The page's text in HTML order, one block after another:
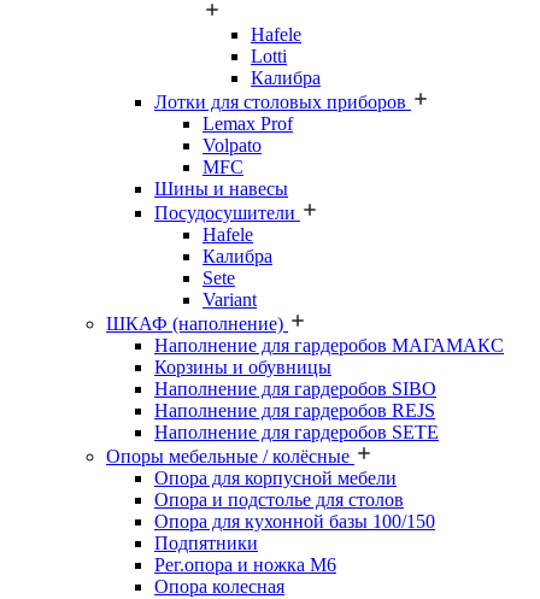
Hafele
Lotti
Калибра
Лотки для столовых приборов
Lemax Prof
Volpato
MFC
Шины и навесы
Посудосушители
Hafele
Калибра
Sete
Variant
ШКАФ (наполнение)
Наполнение для гардеробов МАГАМАКС
Корзины и обувницы
Наполнение для гардеробов SIBO
Наполнение для гардеробов REJS
Наполнение для гардеробов SETE
Опоры мебельные / колёсные
Опора для корпусной мебели
Опора и подстолье для столов
Опора для кухонной базы 100/150
Подпятники
Рег.опора и ножка М6
Опора колесная